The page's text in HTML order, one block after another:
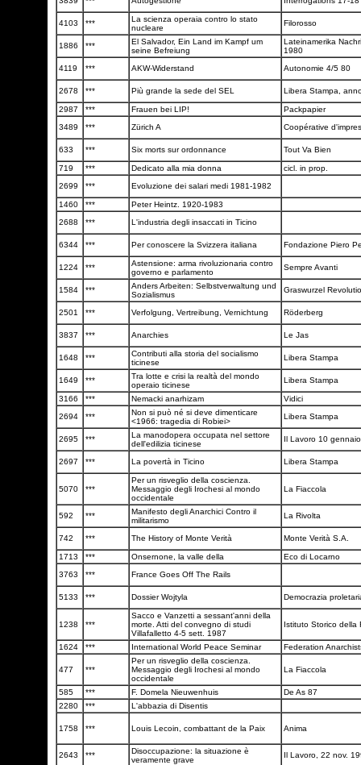
4103 ***
La scienza operaia contro lo stato
nucleare
Filorosso
1886 ***
El Salvador, Ein Land im Kampf um
seine Befreiung
Lateinamerika
1980
4119
*** AKW-Widerstand Autonomie 4/5 80
2678 *** Più grande la sede del SEL Libera Stampa,
2987 *** Frauen bei LIP!
Packpapier
3489
*** Zürich A Coopérative
633 *** Six morts sur ordonnance Tout Va Bien
719 *** Dedicato alla mia donna
cicl. in prop.
2699
*** Evoluzione dei salari medi 1981-1982
1460 ***
Peter Heintz. 1920-1983
2688
*** L'industria degli insaccati in Ticino
6344 *** Per conoscere la Svizzera italiana Fondazione Piero
1224 ***
Astensione: arma rivoluzionaria contro
governo e parlamento
Sempre Avanti
1584 ***
Anders Arbeiten: Selbstverwaltung und
Sozialismus
Graswurzel
2501 *** Verfolgung, Vertreibung, Vernichtung Röderberg
3837 *** Anarchies Le Jas
1648 ***
Contributi alla storia del socialismo
ticinese
Libera Stampa
1649 ***
Tra lotte e crisi la realtà del mondo
operaio ticinese
Libera Stampa
3166 *** Nemacki anarhizam
Vidici
2694
***
Non si può né si deve dimenticare
<1966: tragedia di Robiei>
Libera Stampa
2695 ***
La manodopera occupata nel settore
dell'edilizia ticinese
Il Lavoro 10
2697 *** La povertà in Ticino Libera Stampa
5070 ***
Per un risveglio della coscienza.
Messaggio degli Irochesi al mondo
occidentale
La Fiaccola
592 ***
Manifesto degli Anarchici Contro il
militarismo
La Rivolta
742 *** The History of Monte Verità Monte Verità S.A.
1713 *** Onsernone, la valle della
Eco di Locarno
3763
*** France Goes Off The Rails
5133 *** Dossier Wojtyla Democrazia
1238 ***
Sacco e Vanzetti a sessant'anni della
morte. Atti del convegno di studi
Villafalletto 4-5 sett. 1987
Istituto Storico della
1624 *** International World Peace Seminar Federation
477 ***
Per un risveglio della coscienza.
Messaggio degli Irochesi al mondo
occidentale
La Fiaccola
585 *** F. Domela Nieuwenhuis
De As 87
2280
*** L'abbazia di Disentis
1758 *** Louis Lecoin, combattant de la Paix Anima
2643 ***
Disoccupazione: la situazione è
veramente grave
Il Lavoro, 22 nov.